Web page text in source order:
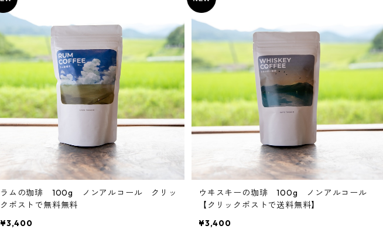
ラムの珈琲 100g ノンアルコール クリッ
クポストで無料無料
¥3,400
ウヰスキーの珈琲 100g ノンアルコール
【クリックポストで送料無料】
¥3,400